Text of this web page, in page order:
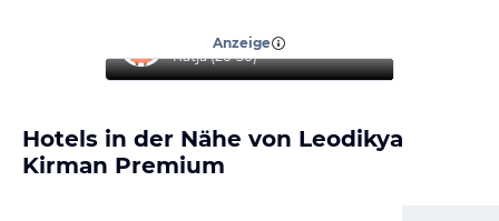
Anzeige
Katja (26-30)
Hotels in der Nähe von Leodikya
Kirman Premium